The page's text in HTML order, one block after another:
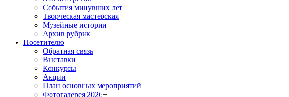
События минувших лет
Творческая мастерская
Музейные истории
Архив рубрик
Посетителю+
Обратная связь
Выставки
Конкурсы
Акции
План основных мероприятий
Фотогалерея 2026+